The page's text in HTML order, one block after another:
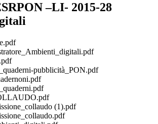
–LI- 2015-28
pubblicità_PON.pdf
(1).pdf